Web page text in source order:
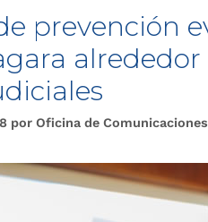
prevención
por Oficina de Comunicaciones